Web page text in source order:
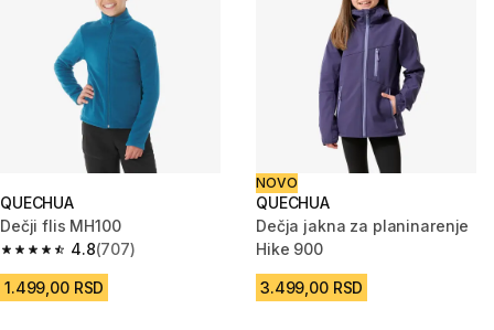
QUECHUA
Dečji flis MH100
4.8
4.8 od 5 zvezdica from 707 Recenzije
(707)
1.499,00 RSD
NOVO
QUECHUA
Dečja jakna za planinarenje
Hike 900
3.499,00 RSD